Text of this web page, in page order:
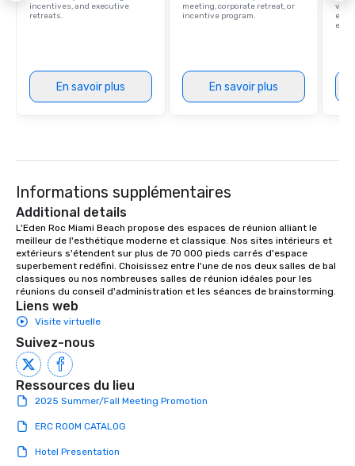
incentives, and executive
retreats.
En savoir plus
meeting, corporate retreat, or
incentive program.
En savoir plus
Informations supplémentaires
Additional details
L'Eden Roc Miami Beach propose des espaces de réunion alliant le
meilleur de l'esthétique moderne et classique. Nos sites intérieurs et
extérieurs s'étendent sur plus de 70 000 pieds carrés d'espace
superbement redéfini. Choisissez entre l'une de nos deux salles de bal
classiques ou nos nombreuses salles de réunion idéales pour les
réunions du conseil d'administration et les séances de brainstorming.
Liens web
Visite virtuelle
Suivez-nous
Ressources du lieu
2025 Summer/Fall Meeting Promotion
ERC ROOM CATALOG
Hotel Presentation